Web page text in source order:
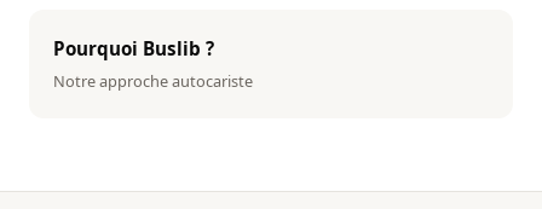
Pourquoi Buslib ?
Notre approche autocariste